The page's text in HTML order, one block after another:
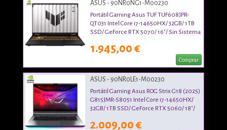
ASUS - 90NR0NG1-M00230
Portátil Gaming Asus TUF TUF608JPR-
QT031 Intel Core i7-14650HX/ 32GB/ 1TB
SSD/ GeForce RTX 5070/ 16"/ Sin Sistema
1.945,00 €
Comprar
ASUS - 90NR0LE1-M00230
Portátil Gaming Asus ROG Strix G18 (2025)
G815JMR-S8051 Intel Core i7-14650HX/
32GB/ 1TB SSD/ GeForce RTX 5060/ 18"/
2.009,00 €